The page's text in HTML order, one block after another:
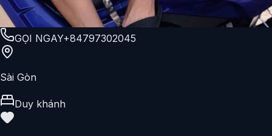
GỌI NGAY+84797302045
Sài Gòn
Duy khánh